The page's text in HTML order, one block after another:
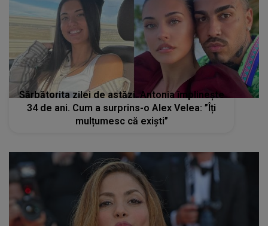
Sărbătorita zilei de astăzi. Antonia împlinește
34 de ani. Cum a surprins-o Alex Velea: ”Îți
mulțumesc că exiști”